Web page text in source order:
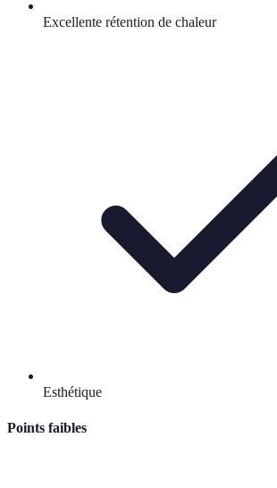
Excellente rétention de chaleur
Esthétique
Points faibles